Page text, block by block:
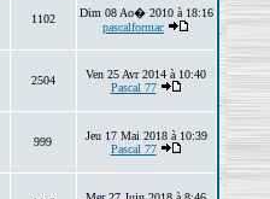
1102
Dim 08 Ao� 2010 à 18:16
pascalformac
2504
Ven 25 Avr 2014 à 10:40
Pascal 77
999
Jeu 17 Mai 2018 à 10:39
Pascal 77